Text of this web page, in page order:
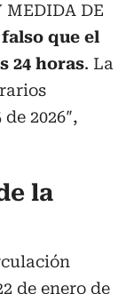
MEDIDA DE
falso que el
24 horas. La
2026″,
la
de enero de